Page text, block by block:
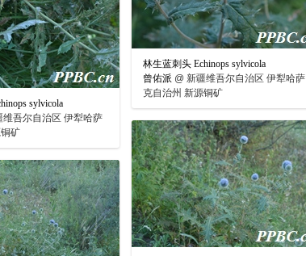
林生蓝刺头 Echinops sylvicola
曾佑派 @ 新疆维吾尔自治区 伊犁哈萨
克自治州 新源铜矿
sylvicola
维吾尔自治区 伊犁哈萨
矿